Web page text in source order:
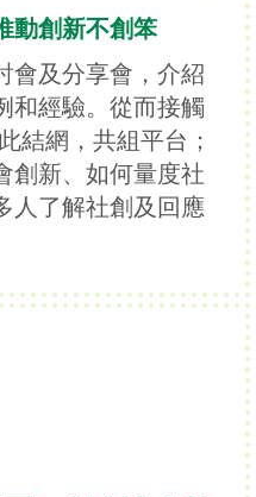
動創新不創笨
會及分享會，介紹
和經驗。從而接觸
結網，共組平台；
創新、如何量度社
人了解社創及回應